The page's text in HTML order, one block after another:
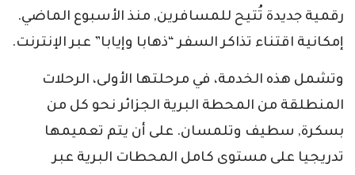
رقمية جديدة تُتيح للمسافرين, منذ الأسبوع الماضي.
إمكانية اقتناء تذاكر السفر “ذهابا وإيابا” عبر الإنترنت.
وتشمل هذه الخدمة، في مرحلتها الأولى، الرحلات
المنطلقة من المحطة البرية الجزائر نحو كل من
بسكرة, سطيف وتلمسان. على أن يتم تعميمها
تدريجيا على مستوى كامل المحطات البرية عبر